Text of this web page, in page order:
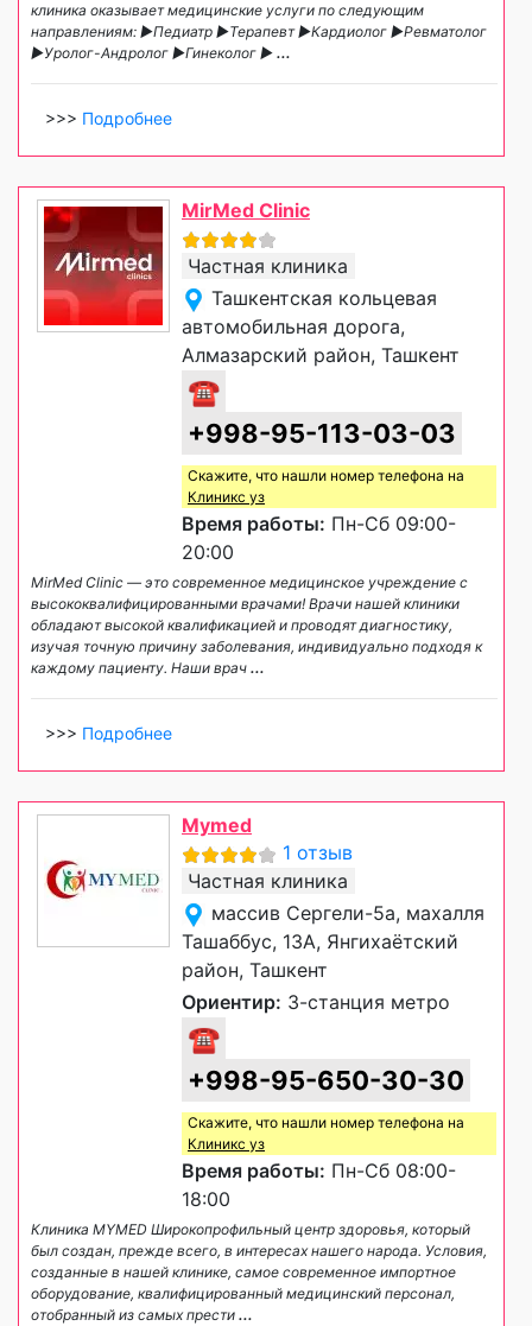
клиника оказывает медицинские услуги по следующим
направлениям: ►Педиатр ►Терапевт ►Кардиолог ►Ревматолог
►Уролог-Андролог ►Гинеколог ► ...
>>> Подробнее
MirMed Clinic
Частная клиника
Ташкентская кольцевая
автомобильная дорога,
Алмазарский район, Ташкент
☎
+998-95-113-03-03
Скажите, что нашли номер телефона на
Клиникс уз
Время работы: Пн-Сб 09:00-
20:00
MirMed Clinic — это современное медицинское учреждение с
высококвалифицированными врачами! Врачи нашей клиники
обладают высокой квалификацией и проводят диагностику,
изучая точную причину заболевания, индивидуально подходя к
каждому пациенту. Наши врач ...
>>> Подробнее
Mymed
1 отзыв
Частная клиника
массив Сергели-5а, махалля
Ташаббус, 13А, Янгихаётский
район, Ташкент
Ориентир: 3-станция метро
☎
+998-95-650-30-30
Скажите, что нашли номер телефона на
Клиникс уз
Время работы: Пн-Сб 08:00-
18:00
Клиника MYMED Широкопрофильный центр здоровья, который
был создан, прежде всего, в интересах нашего народа. Условия,
созданные в нашей клинике, самое современное импортное
оборудование, квалифицированный медицинский персонал,
отобранный из самых прести ...